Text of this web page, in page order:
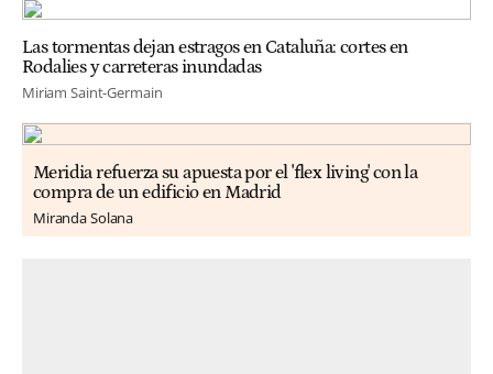
Las tormentas dejan estragos en Cataluña: cortes en
Rodalies y carreteras inundadas
Miriam Saint-Germain
Meridia refuerza su apuesta por el 'flex living' con la
compra de un edificio en Madrid
Miranda Solana